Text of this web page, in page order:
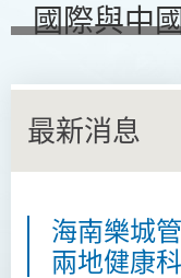
國際與中
最新消息
海南樂城
兩地健康